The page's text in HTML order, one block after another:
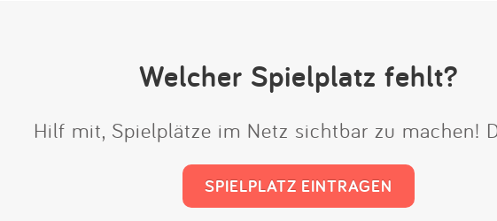
Welcher Spielplatz fehlt?
Hilf mit, Spielplätze im Netz sichtbar zu machen!
SPIELPLATZ EINTRAGEN